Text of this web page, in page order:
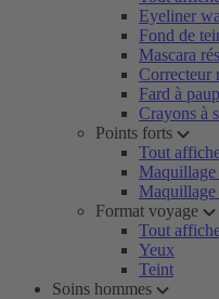
Eyeliner
Fond de
Mascara
Correcteur
Fard à
Crayons à
Points forts
Tout
Maquillage
Format voyage
Tout
Yeux
Teint
Soins hommes